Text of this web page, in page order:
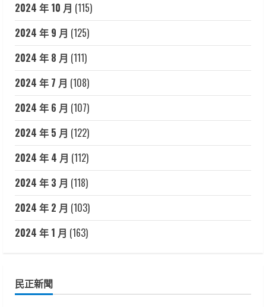
2024 年 10 月 (115)
2024 年 9 月 (125)
2024 年 8 月 (111)
2024 年 7 月 (108)
2024 年 6 月 (107)
2024 年 5 月 (122)
2024 年 4 月 (112)
2024 年 3 月 (118)
2024 年 2 月 (103)
2024 年 1 月 (163)
民正新聞